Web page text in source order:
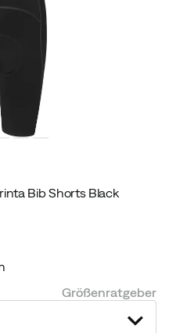
Bib Shorts Black
Größenratgeber